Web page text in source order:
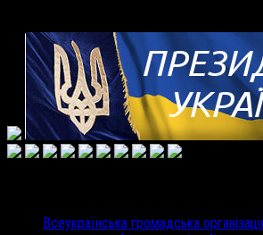
Всеукраїнська громадська